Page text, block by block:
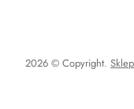
2026 © Copyright.